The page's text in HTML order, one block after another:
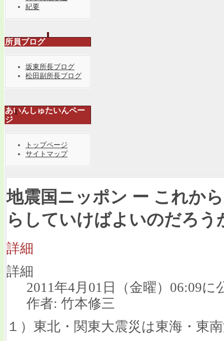
紀要
所員ブログ
坂東所長ブログ
松田副所長ブログ
あいんしゅたいんペー
ジ
トップページ
サイトマップ
地震国ニッポン ー これか
らしていけばよいのだろう
詳細
詳細
2011年4月01日（金曜）06:09に
作者: 竹本修三
１）東北・関東大震災は東海・東